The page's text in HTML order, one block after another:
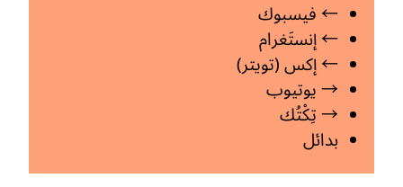
← فيسبوك
← إنستَغرام
← إكس (تويتر)
→ يوتيوب
→ تِكْتُك
بدائل